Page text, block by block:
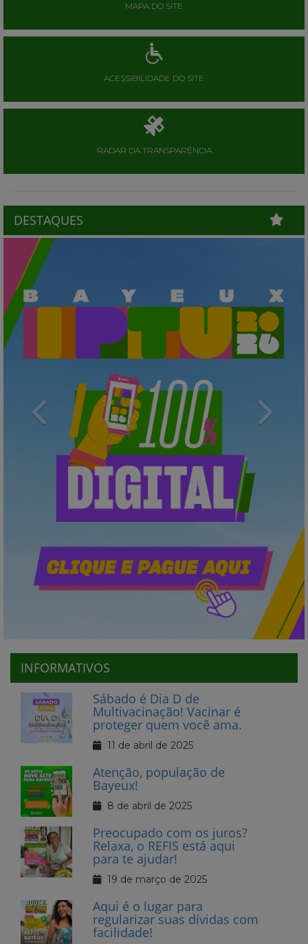
MAPA DO SITE
ACESSIBILIDADE DO SITE
RADAR DA TRANSPARÊNCIA
DESTAQUES
Previous Next
INFORMATIVOS
Sábado é Dia D de
Multivacinação! Vacinar é
proteger quem você ama.
11 de abril de 2025
Atenção, população de
Bayeux!
8 de abril de 2025
Preocupado com os juros?
Relaxa, o REFIS está aqui
para te ajudar!
19 de março de 2025
Aqui é o lugar para
regularizar suas dívidas com
facilidade!